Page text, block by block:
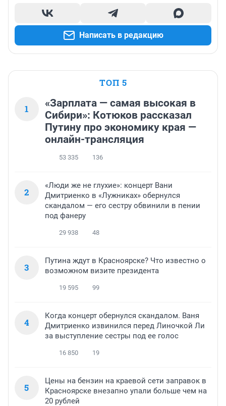
Написать в редакцию
ТОП 5
1
«Зарплата — самая высокая в
Сибири»: Котюков рассказал
Путину про экономику края —
онлайн-трансляция
53 335 136
2
«Люди же не глухие»: концерт Вани
Дмитриенко в «Лужниках» обернулся
скандалом — его сестру обвинили в пении
под фанеру
29 938 48
3
Путина ждут в Красноярске? Что известно о
возможном визите президента
19 595 99
4
Когда концерт обернулся скандалом. Ваня
Дмитриенко извинился перед Линочкой Ли
за выступление сестры под ее голос
16 850 19
5
Цены на бензин на краевой сети заправок в
Красноярске внезапно упали больше чем на
20 рублей